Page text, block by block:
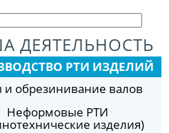
ДЕЯТЕЛЬНОСТЬ
РТИ ИЗДЕЛИЙ
и обрезинивание валов
Неформовые РТИ
изделия)